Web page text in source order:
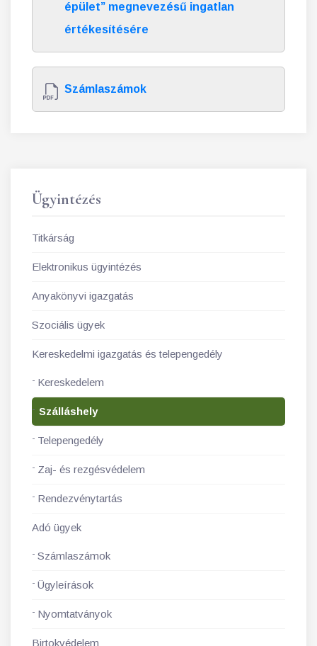
épület” megnevezésű ingatlan
értékesítésére
Számlaszámok
Ügyintézés
Titkárság
Elektronikus ügyintézés
Anyakönyvi igazgatás
Szociális ügyek
Kereskedelmi igazgatás és telepengedély
Kereskedelem
Szálláshely
Telepengedély
Zaj- és rezgésvédelem
Rendezvénytartás
Adó ügyek
Számlaszámok
Ügyleírások
Nyomtatványok
Birtokvédelem